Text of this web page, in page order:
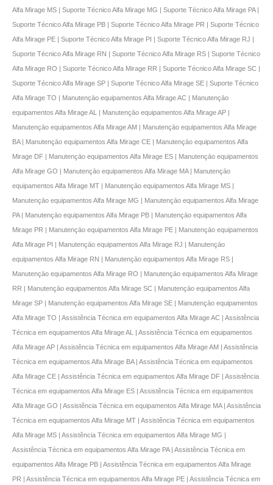
Alfa Mirage MS | Suporte Técnico Alfa Mirage MG | Suporte Técnico Alfa Mirage PA |
Suporte Técnico Alfa Mirage PB | Suporte Técnico Alfa Mirage PR | Suporte Técnico
Alfa Mirage PE | Suporte Técnico Alfa Mirage PI | Suporte Técnico Alfa Mirage RJ |
Suporte Técnico Alfa Mirage RN | Suporte Técnico Alfa Mirage RS | Suporte Técnico
Alfa Mirage RO | Suporte Técnico Alfa Mirage RR | Suporte Técnico Alfa Mirage SC |
Suporte Técnico Alfa Mirage SP | Suporte Técnico Alfa Mirage SE | Suporte Técnico
Alfa Mirage TO | Manutençāo equipamentos Alfa Mirage AC | Manutençāo
equipamentos Alfa Mirage AL | Manutençāo equipamentos Alfa Mirage AP |
Manutençāo equipamentos Alfa Mirage AM | Manutençāo equipamentos Alfa Mirage
BA | Manutençāo equipamentos Alfa Mirage CE | Manutençāo equipamentos Alfa
Mirage DF | Manutençāo equipamentos Alfa Mirage ES | Manutençāo equipamentos
Alfa Mirage GO | Manutençāo equipamentos Alfa Mirage MA | Manutençāo
equipamentos Alfa Mirage MT | Manutençāo equipamentos Alfa Mirage MS |
Manutençāo equipamentos Alfa Mirage MG | Manutençāo equipamentos Alfa Mirage
PA | Manutençāo equipamentos Alfa Mirage PB | Manutençāo equipamentos Alfa
Mirage PR | Manutençāo equipamentos Alfa Mirage PE | Manutençāo equipamentos
Alfa Mirage PI | Manutençāo equipamentos Alfa Mirage RJ | Manutençāo
equipamentos Alfa Mirage RN | Manutençāo equipamentos Alfa Mirage RS |
Manutençāo equipamentos Alfa Mirage RO | Manutençāo equipamentos Alfa Mirage
RR | Manutençāo equipamentos Alfa Mirage SC | Manutençāo equipamentos Alfa
Mirage SP | Manutençāo equipamentos Alfa Mirage SE | Manutençāo equipamentos
Alfa Mirage TO | Assistência Técnica em equipamentos Alfa Mirage AC | Assistência
Técnica em equipamentos Alfa Mirage AL | Assistência Técnica em equipamentos
Alfa Mirage AP | Assistência Técnica em equipamentos Alfa Mirage AM | Assistência
Técnica em equipamentos Alfa Mirage BA | Assistência Técnica em equipamentos
Alfa Mirage CE | Assistência Técnica em equipamentos Alfa Mirage DF | Assistência
Técnica em equipamentos Alfa Mirage ES | Assistência Técnica em equipamentos
Alfa Mirage GO | Assistência Técnica em equipamentos Alfa Mirage MA | Assistência
Técnica em equipamentos Alfa Mirage MT | Assistência Técnica em equipamentos
Alfa Mirage MS | Assistência Técnica em equipamentos Alfa Mirage MG |
Assistência Técnica em equipamentos Alfa Mirage PA | Assistência Técnica em
equipamentos Alfa Mirage PB | Assistência Técnica em equipamentos Alfa Mirage
PR | Assistência Técnica em equipamentos Alfa Mirage PE | Assistência Técnica em